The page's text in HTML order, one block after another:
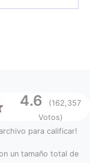
4.6
(162,357
Votos)
para calificar!
un tamaño total de